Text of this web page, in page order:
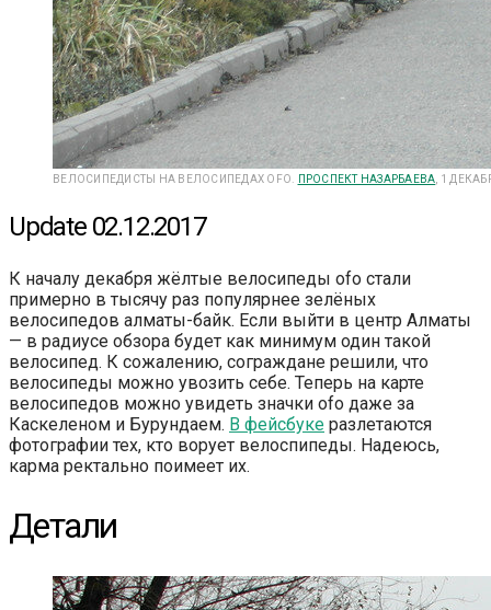
ВЕЛОСИПЕДИСТЫ НА ВЕЛОСИПЕДАХ OFO. ПРОСПЕКТ НАЗАРБАЕВА , 1
Update 02.12.2017
К началу декабря жёлтые велосипеды ofo стали
примерно в тысячу раз популярнее зелёных
велосипедов алматы-байк. Если выйти в центр Алматы
— в радиусе обзора будет как минимум один такой
велосипед. К сожалению, сограждане решили, что
велосипеды можно увозить себе. Теперь на карте
велосипедов можно увидеть значки ofo даже за
Каскеленом и Бурундаем. В фейсбуке разлетаются
фотографии тех, кто ворует велоспипеды. Надеюсь,
карма ректально поимеет их.
Детали